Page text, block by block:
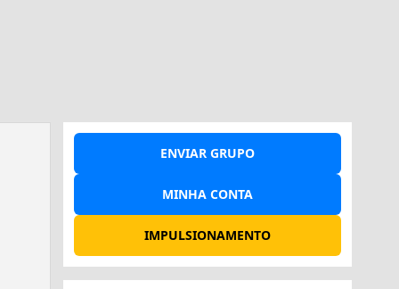
ENVIAR GRUPO
MINHA CONTA
IMPULSIONAMENTO